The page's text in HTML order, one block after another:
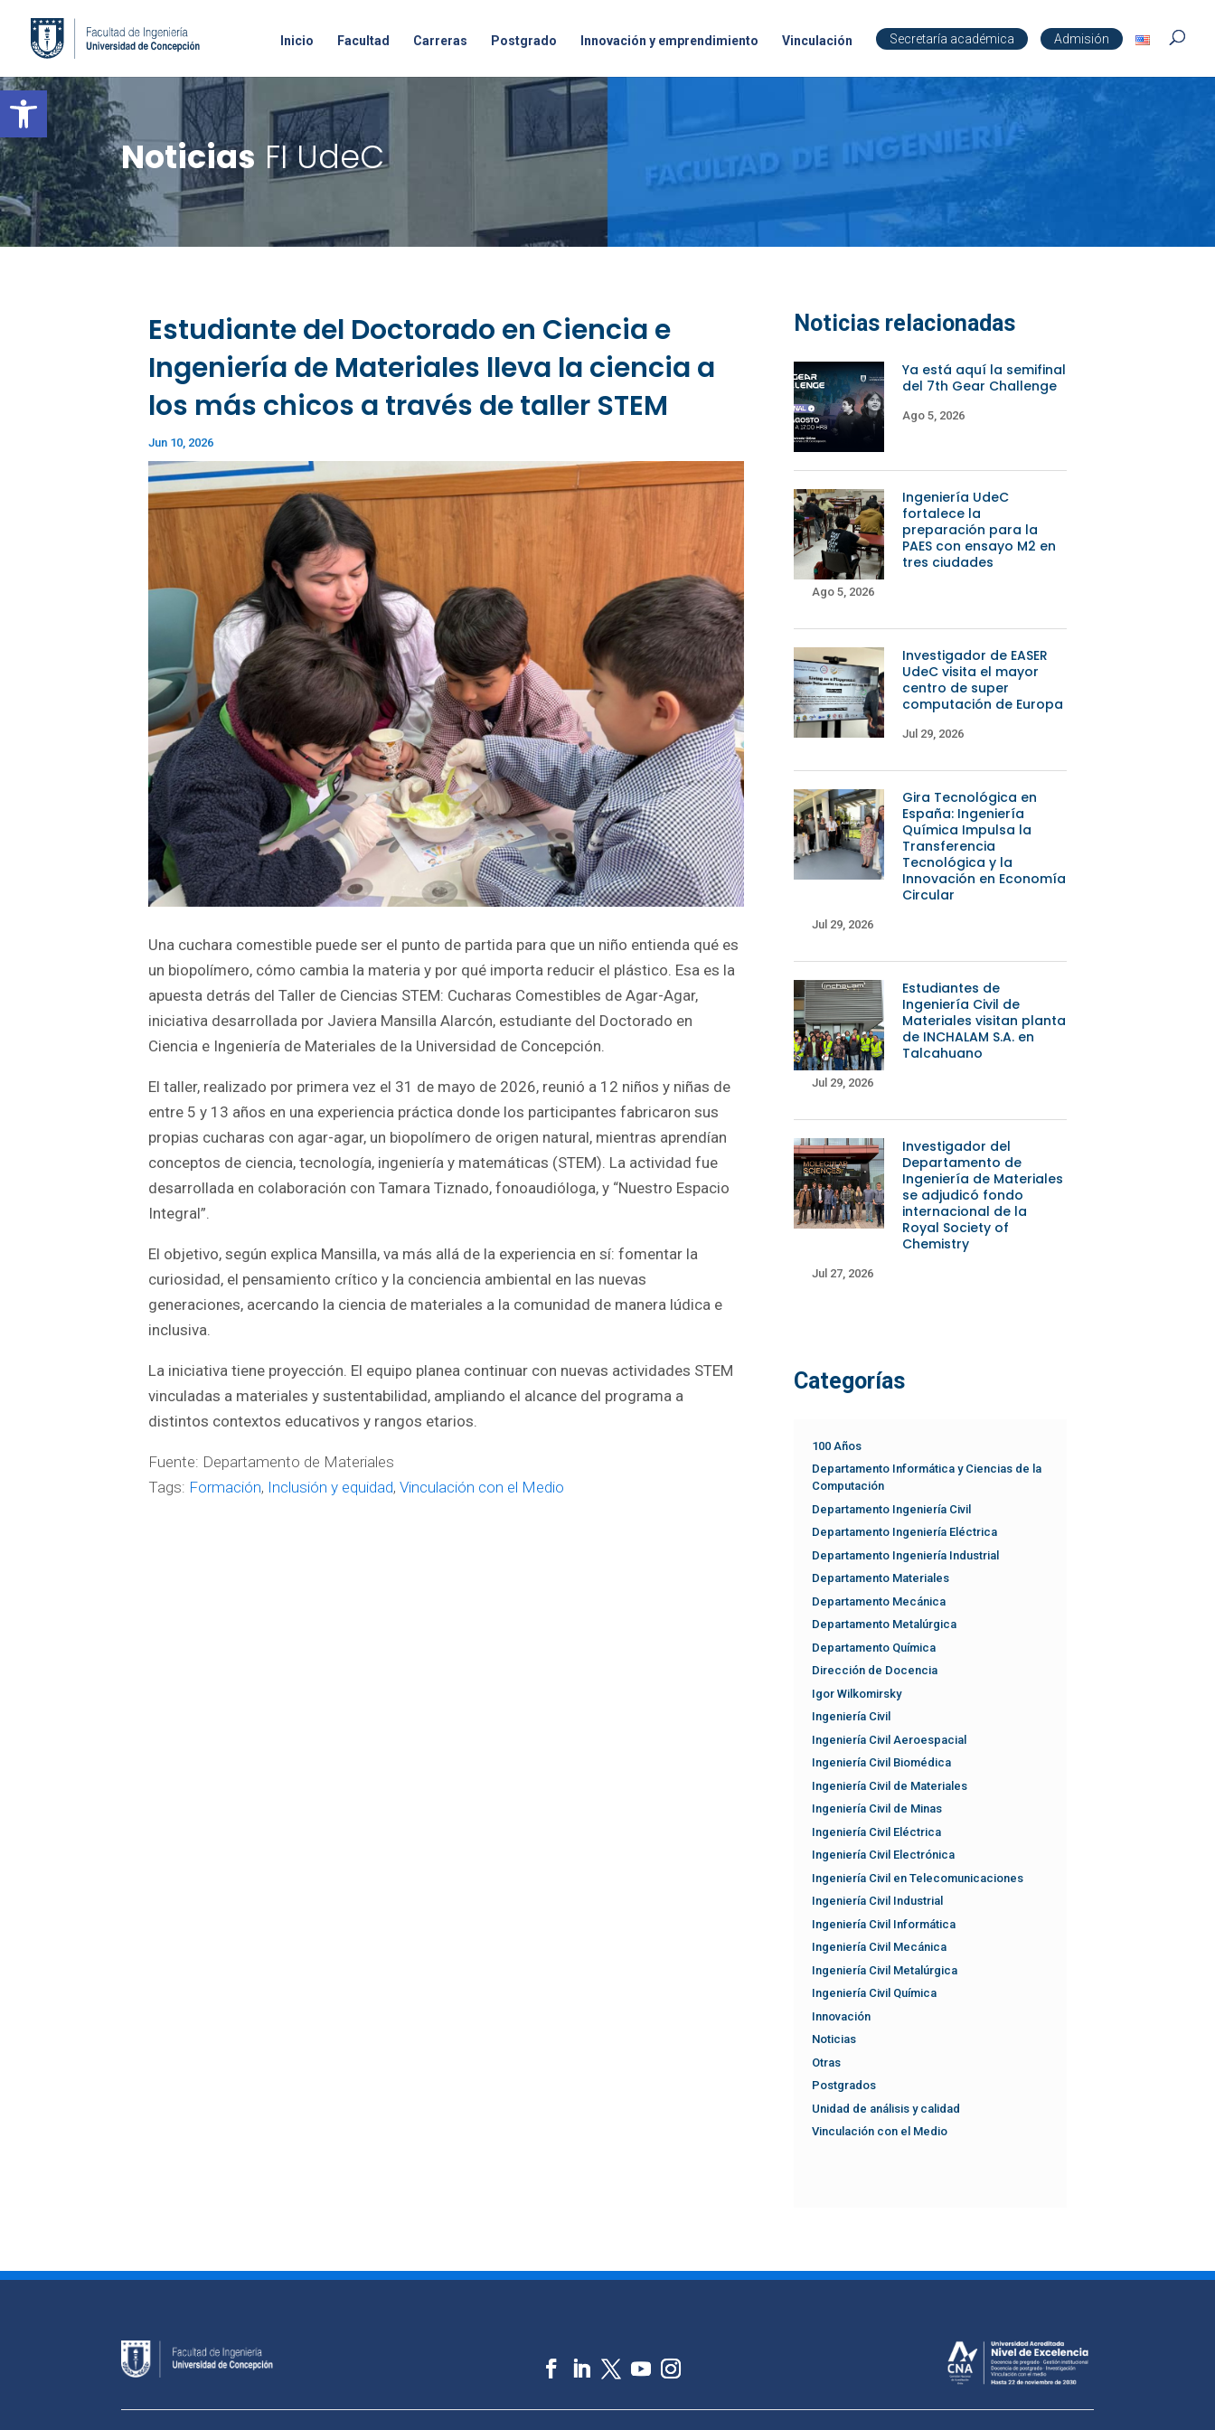
Open toolbar
Inicio Facultad Carreras Postgrado Innovación y emprendimiento Vinculación Secretaría académica Admisión
Noticias FI UdeC
Estudiante del Doctorado en Ciencia e
Ingeniería de Materiales lleva la ciencia a
los más chicos a través de taller STEM
Jun 10, 2026
Una cuchara comestible puede ser el punto de partida para que un niño entienda qué es
un biopolímero, cómo cambia la materia y por qué importa reducir el plástico. Esa es la
apuesta detrás del Taller de Ciencias STEM: Cucharas Comestibles de Agar-Agar,
iniciativa desarrollada por Javiera Mansilla Alarcón, estudiante del Doctorado en
Ciencia e Ingeniería de Materiales de la Universidad de Concepción.
El taller, realizado por primera vez el 31 de mayo de 2026, reunió a 12 niños y niñas de
entre 5 y 13 años en una experiencia práctica donde los participantes fabricaron sus
propias cucharas con agar-agar, un biopolímero de origen natural, mientras aprendían
conceptos de ciencia, tecnología, ingeniería y matemáticas (STEM). La actividad fue
desarrollada en colaboración con Tamara Tiznado, fonoaudióloga, y “Nuestro Espacio
Integral”.
El objetivo, según explica Mansilla, va más allá de la experiencia en sí: fomentar la
curiosidad, el pensamiento crítico y la conciencia ambiental en las nuevas
generaciones, acercando la ciencia de materiales a la comunidad de manera lúdica e
inclusiva.
La iniciativa tiene proyección. El equipo planea continuar con nuevas actividades STEM
vinculadas a materiales y sustentabilidad, ampliando el alcance del programa a
distintos contextos educativos y rangos etarios.
Fuente: Departamento de Materiales
Tags: Formación, Inclusión y equidad,Vinculación con el Medio
Noticias relacionadas
Ya está aquí la semifinal
del 7th Gear Challenge
Ago 5, 2026
Ingeniería UdeC
fortalece la
preparación para la
PAES con ensayo M2 en
tres ciudades
Ago 5, 2026
Investigador de EASER
UdeC visita el mayor
centro de super
computación de Europa
Jul 29, 2026
Gira Tecnológica en
España: Ingeniería
Química Impulsa la
Transferencia
Tecnológica y la
Innovación en Economía
Circular
Jul 29, 2026
Estudiantes de
Ingeniería Civil de
Materiales visitan planta
de INCHALAM S.A. en
Talcahuano
Jul 29, 2026
Investigador del
Departamento de
Ingeniería de Materiales
se adjudicó fondo
internacional de la
Royal Society of
Chemistry
Jul 27, 2026
Categorías
100 Años
Departamento Informática y Ciencias de la
Computación
Departamento Ingeniería Civil
Departamento Ingeniería Eléctrica
Departamento Ingeniería Industrial
Departamento Materiales
Departamento Mecánica
Departamento Metalúrgica
Departamento Química
Dirección de Docencia
Igor Wilkomirsky
Ingeniería Civil
Ingeniería Civil Aeroespacial
Ingeniería Civil Biomédica
Ingeniería Civil de Materiales
Ingeniería Civil de Minas
Ingeniería Civil Eléctrica
Ingeniería Civil Electrónica
Ingeniería Civil en Telecomunicaciones
Ingeniería Civil Industrial
Ingeniería Civil Informática
Ingeniería Civil Mecánica
Ingeniería Civil Metalúrgica
Ingeniería Civil Química
Innovación
Noticias
Otras
Postgrados
Unidad de análisis y calidad
Vinculación con el Medio